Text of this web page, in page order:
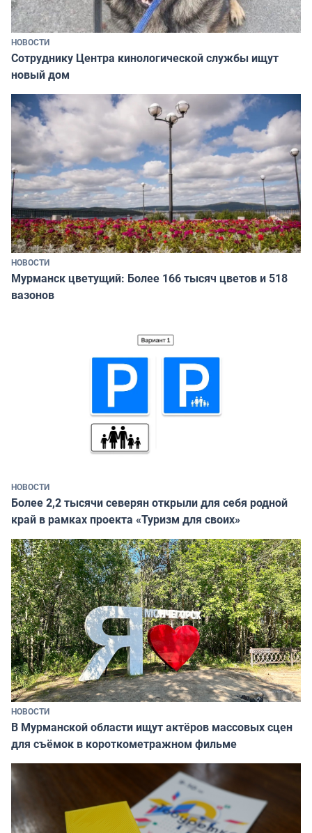
НОВОСТИ
Сотруднику Центра кинологической службы ищут
новый дом
НОВОСТИ
Мурманск цветущий: Более 166 тысяч цветов и 518
вазонов
НОВОСТИ
Более 2,2 тысячи северян открыли для себя родной
край в рамках проекта «Туризм для своих»
НОВОСТИ
В Мурманской области ищут актёров массовых сцен
для съёмок в короткометражном фильме